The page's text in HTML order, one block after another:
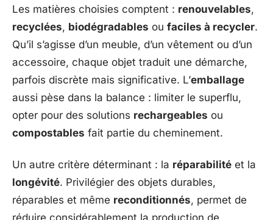
Les matières choisies comptent : renouvelables,
recyclées, biodégradables ou faciles à recycler.
Qu’il s’agisse d’un meuble, d’un vêtement ou d’un
accessoire, chaque objet traduit une démarche,
parfois discrète mais significative. L’emballage
aussi pèse dans la balance : limiter le superflu,
opter pour des solutions rechargeables ou
compostables fait partie du cheminement.
Un autre critère déterminant : la réparabilité et la
longévité. Privilégier des objets durables,
réparables et même reconditionnés, permet de
réduire considérablement la production de